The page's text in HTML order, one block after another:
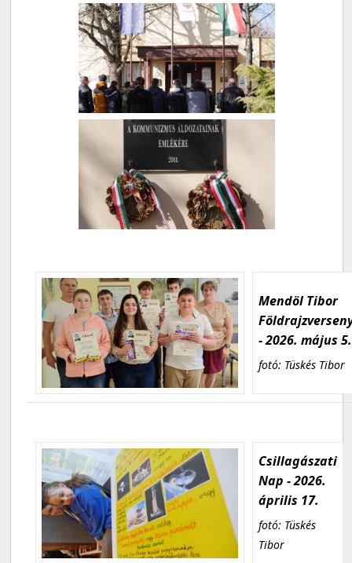
Mendöl Tibor
- 2026. május 5.
fotó: Tüskés Tibor
Csillagászati
Nap - 2026.
április 17.
fotó: Tüskés
Tibor